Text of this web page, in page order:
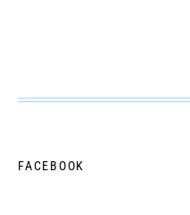
FACEBOOK